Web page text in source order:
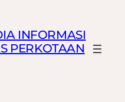
INFORMASI
PERKOTAAN